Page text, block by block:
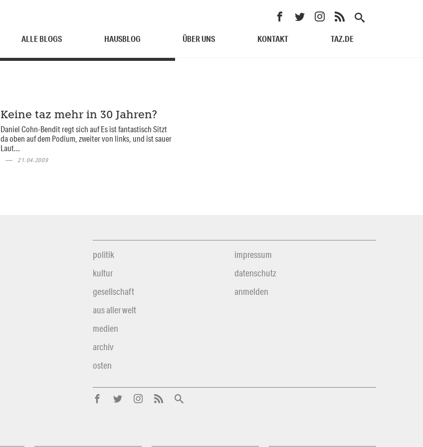
ALLE BLOGS HAUSBLOG ÜBER UNS KONTAKT TAZ.DE
Keine taz mehr in 30 Jahren?
Daniel Cohn-Bendit regt sich auf Es ist fantastisch Sitzt
da oben auf dem Podium, zweiter von links, und ist sauer
Laut...
21.04.2009
politik
kultur
gesellschaft
aus aller welt
medien
archiv
osten
impressum
datenschutz
anmelden